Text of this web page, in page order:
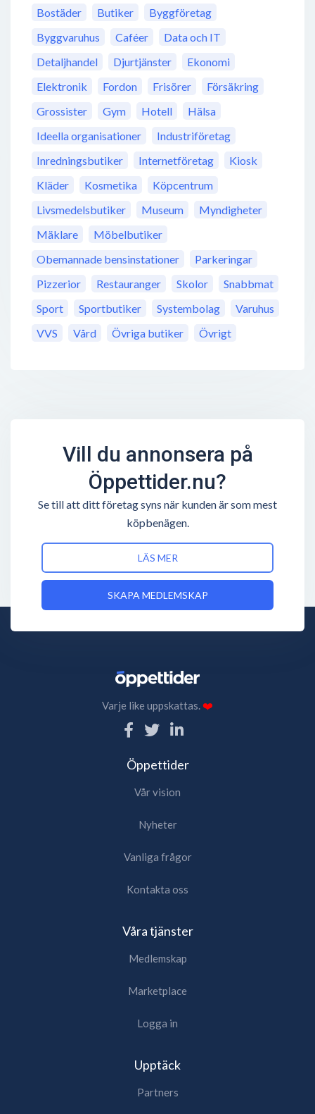
Bostäder
Butiker
Byggföretag
Byggvaruhus
Caféer
Data och IT
Detaljhandel
Djurtjänster
Ekonomi
Elektronik
Fordon Frisörer
Försäkring
Grossister
Gym Hotell
Hälsa
Ideella organisationer
Industriföretag
Inredningsbutiker
Internetföretag
Kiosk
Kläder
Kosmetika
Köpcentrum
Livsmedelsbutiker
Museum
Myndigheter
Mäklare
Möbelbutiker
Obemannade bensinstationer
Parkeringar
Pizzerior
Restauranger Skolor
Snabbmat
Sport
Sportbutiker Systembolag
Varuhus
VVS
Vård Övriga butiker Övrigt
Vill du annonsera på
Öppettider.nu?
Se till att ditt företag syns när kunden är som mest
köpbenägen.
LÄS MER
SKAPA MEDLEMSKAP
Varje like uppskattas.❤️
Öppettider
Vår vision
Nyheter
Vanliga frågor
Kontakta oss
Våra tjänster
Medlemskap
Marketplace
Logga in
Upptäck
Partners